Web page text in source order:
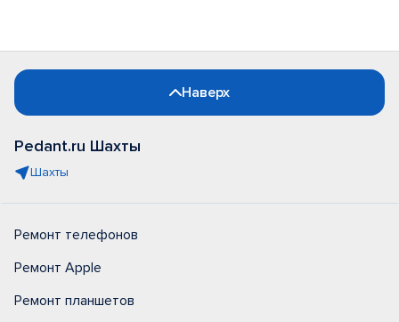
Наверх
Pedant.ru Шахты
Шахты
Ремонт телефонов
Ремонт Apple
Ремонт планшетов